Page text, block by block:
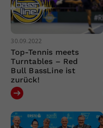
30.09.2022
Top-Tennis meets
Turntables – Red
Bull BassLine ist
zurück!